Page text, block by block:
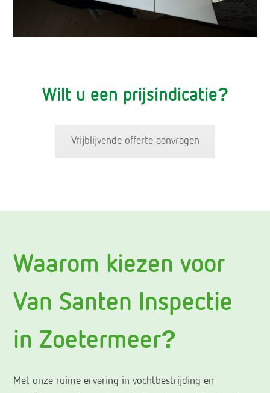
Wilt u een prijsindicatie?
Vrijblijvende offerte aanvragen
Waarom kiezen voor
Van Santen Inspectie
in Zoetermeer?
Met onze ruime ervaring in vochtbestrijding en